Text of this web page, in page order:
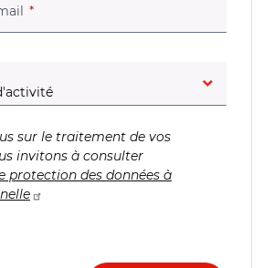
(champ obligatoire)
sur le traitement de vos
invitons à consulter
protection des données à